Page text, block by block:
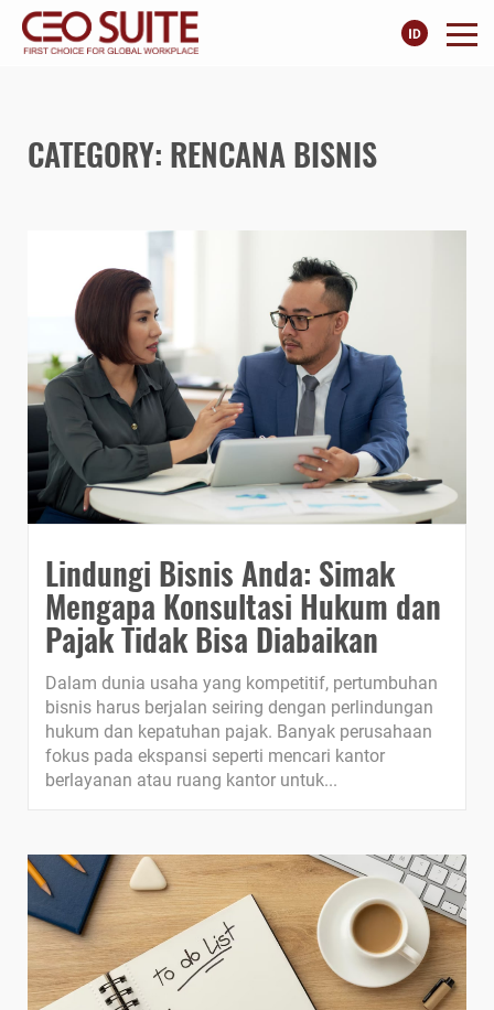
CATEGORY: RENCANA BISNIS
Lindungi Bisnis Anda: Simak
Mengapa Konsultasi Hukum dan
Pajak Tidak Bisa Diabaikan
Dalam dunia usaha yang kompetitif, pertumbuhan
bisnis harus berjalan seiring dengan perlindungan
hukum dan kepatuhan pajak. Banyak perusahaan
fokus pada ekspansi seperti mencari kantor
berlayanan atau ruang kantor untuk...